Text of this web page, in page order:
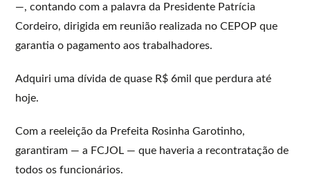
—, contando com a palavra da Presidente Patrícia
Cordeiro, dirigida em reunião realizada no CEPOP que
garantia o pagamento aos trabalhadores.
Adquiri uma dívida de quase R$ 6mil que perdura até
hoje.
Com a reeleição da Prefeita Rosinha Garotinho,
garantiram — a FCJOL — que haveria a recontratação de
todos os funcionários.